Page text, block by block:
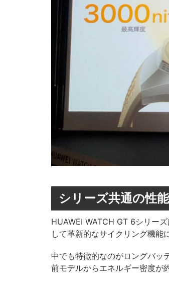
シリーズ共通の性
HUAWEI WATCH GT 6シリー
して革新的なサイクリング機能
中でも特徴的なのがロングバッ
前モデルからエネルギー密度が